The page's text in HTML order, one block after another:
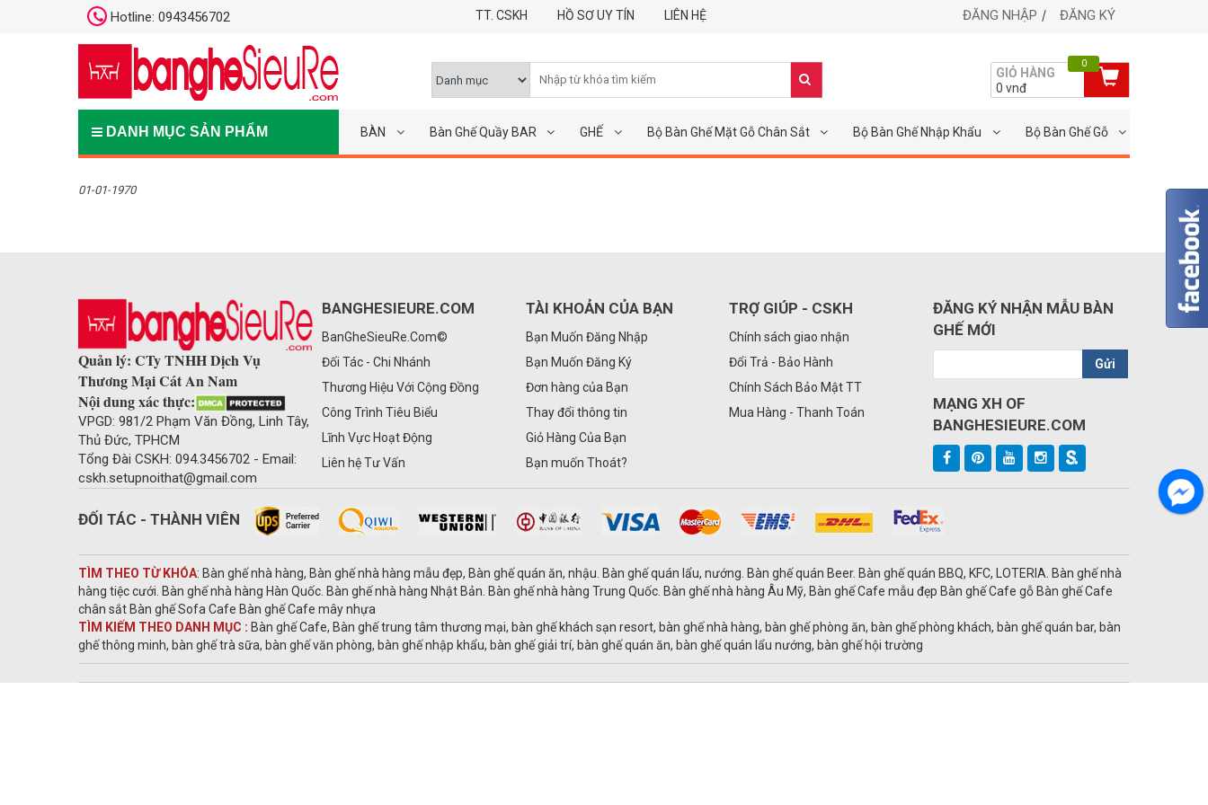
Hotline: 0943456702 TT. CSKH HỒ SƠ UY TÍN LIÊN HỆ ĐĂNG NHẬP ĐĂNG KÝ
GIỎ HÀNG
0 vnđ
0
DANH MỤC SẢN PHẨM BÀN Bàn Ghế Quầy BAR GHẾ Bộ Bàn Ghế Mặt Gỗ Chân Sắt Bộ Bàn Ghế Nhập Khẩu Bộ Bàn Ghế Gỗ
01-01-1970
Quản lý: CTy TNHH Dịch Vụ
Thương Mại Cát An Nam
Nội dung xác thực:
VPGD: 981/2 Phạm Văn Đồng, Linh Tây,
Thủ Đức, TPHCM
Tổng Đài CSKH: 094.3456702 - Email:
cskh.setupnoithat@gmail.com
BANGHESIEURE.COM
BanGheSieuRe.Com©
Đối Tác - Chi Nhánh
Thương Hiệu Với Cộng Đồng
Công Trình Tiêu Biểu
Lĩnh Vực Hoạt Động
Liên hệ Tư Vấn
TÀI KHOẢN CỦA BẠN
Bạn Muốn Đăng Nhập
Bạn Muốn Đăng Ký
Đơn hàng của Bạn
Thay đổi thông tin
Giỏ Hàng Của Bạn
Bạn muốn Thoát?
TRỢ GIÚP - CSKH
Chính sách giao nhận
Đổi Trả - Bảo Hành
Chính Sách Bảo Mật TT
Mua Hàng - Thanh Toán
ĐĂNG KÝ NHẬN MẪU BÀN
GHẾ MỚI
Gửi
MẠNG XH OF
BANGHESIEURE.COM
ĐỐI TÁC - THÀNH VIÊN
TÌM THEO TỪ KHÓA: Bàn ghế nhà hàng, Bàn ghế nhà hàng mẫu đẹp, Bàn ghế quán ăn, nhậu. Bàn ghế quán lẩu, nướng. Bàn ghế quán Beer. Bàn ghế quán BBQ, KFC, LOTERIA. Bàn ghế nhà
hàng tiệc cưới. Bàn ghế nhà hàng Hàn Quốc. Bàn ghế nhà hàng Nhật Bản. Bàn ghế nhà hàng Trung Quốc. Bàn ghế nhà hàng Âu Mỹ, Bàn ghế Cafe mẫu đẹp Bàn ghế Cafe gỗ Bàn ghế Cafe
chân sắt Bàn ghế Sofa Cafe Bàn ghế Cafe mây nhựa
TÌM KIẾM THEO DANH MỤC : Bàn ghế Cafe, Bàn ghế trung tâm thương mại, bàn ghế khách sạn resort, bàn ghế nhà hàng, bàn ghế phòng ăn, bàn ghế phòng khách, bàn ghế quán bar, bàn
ghế thông minh, bàn ghế trà sữa, bàn ghế văn phòng, bàn ghế nhập khẩu, bàn ghế giải trí, bàn ghế quán ăn, bàn ghế quán lẩu nướng, bàn ghế hội trường